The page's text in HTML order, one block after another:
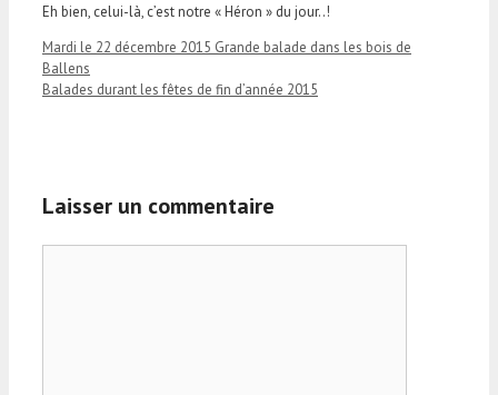
Eh bien, celui-là, c’est notre « Héron » du jour..!
Mardi le 22 décembre 2015 Grande balade dans les bois de
Ballens
Balades durant les fêtes de fin d’année 2015
Laisser un commentaire